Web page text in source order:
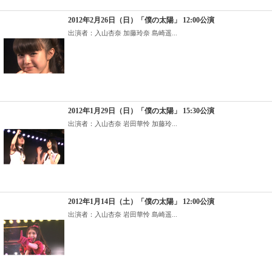
2012年2月26日（日）「僕の太陽」 12:00公演
出演者：入山杏奈 加藤玲奈 島崎遥...
2012年1月29日（日）「僕の太陽」 15:30公演
出演者：入山杏奈 岩田華怜 加藤玲...
2012年1月14日（土）「僕の太陽」 12:00公演
出演者：入山杏奈 岩田華怜 島崎遥...